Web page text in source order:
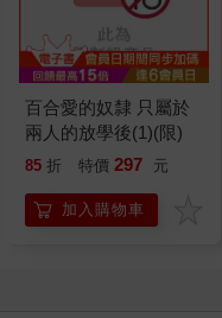
百合愛的奴隸 只屬於
兩人的放學後(1)(限)
85 折 特價 297 元
加入購物車